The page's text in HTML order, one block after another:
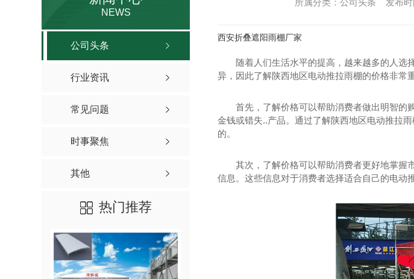
NEWS
公司头条
行业资讯
常见问题
时事聚焦
其他
热门推荐
所属分类：公司头条 发布
西安折叠遮阳雨棚厂家
随着人们生活水平的提高，越来越多的人选
异，因此了解陕西地区电动推拉雨棚的价格非常重
首先，了解价格可以帮助消费者做出明智的
金钱或错失..产品。通过了解陕西地区电动推拉
的。
其次，了解价格可以帮助消费者更好地掌握
信息。这些信息对于消费者选择适合自己的电动